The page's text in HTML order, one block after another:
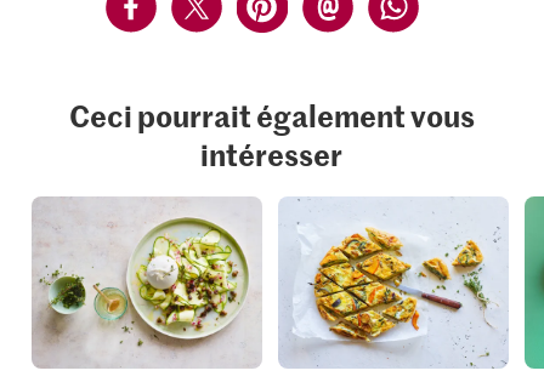
Ceci pourrait également vous
intéresser